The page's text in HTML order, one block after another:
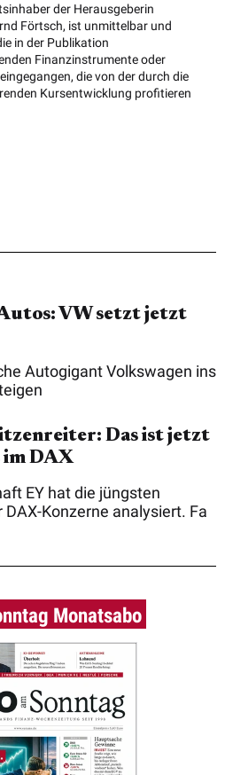
der Herausgeberin
Förtsch, ist unmittelbar und
in der Publikation
Finanzinstrumente oder
die von der durch die
Kursentwicklung profitieren
VW setzt jetzt
Autogigant Volkswagen ins
Das ist jetzt
im DAX
EY hat die jüngsten
Konzerne analysiert. Fa
Monatsabo